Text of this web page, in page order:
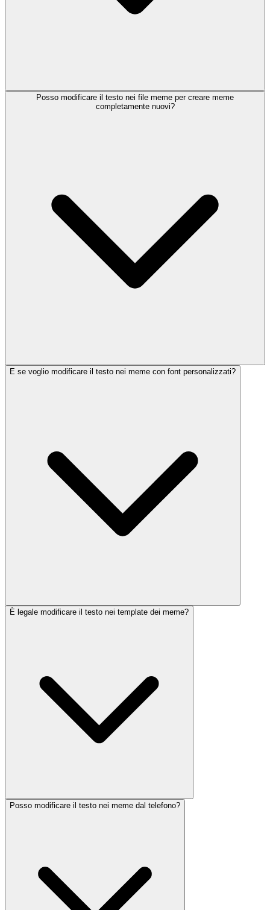
Posso modificare il testo nei file meme per creare meme
completamente nuovi?
E se voglio modificare il testo nei meme con font personalizzati?
È legale modificare il testo nei template dei meme?
Posso modificare il testo nei meme dal telefono?